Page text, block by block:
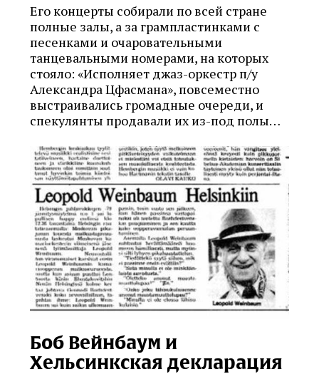
Его концерты собирали по всей стране
полные залы, а за грампластинками с
песенками и очаровательными
танцевальными номерами, на которых
стояло: «Исполняет джаз-оркестр п/у
Александра Цфасмана», повсеместно
выстраивались громадные очереди, и
спекулянты продавали их из-под полы…
Боб Вейнбаум и
Хельсинкская декларация